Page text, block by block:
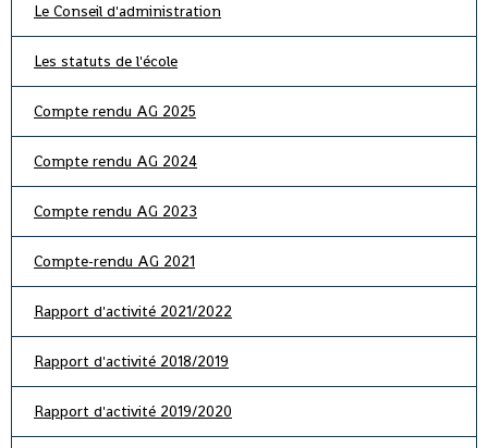
Le Conseil d'administration
Les statuts de l'école
Compte rendu AG 2025
Compte rendu AG 2024
Compte rendu AG 2023
Compte-rendu AG 2021
Rapport d'activité 2021/2022
Rapport d'activité 2018/2019
Rapport d'activité 2019/2020